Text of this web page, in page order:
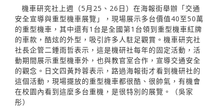
機車研究社上週（5月25、26日）在海報街舉辦「交通
安全宣導與重型機車展覽」，現場展示多台價值40至50萬
的重型機車，其中還有1台是全國第1台領到重型機車紅牌
的車款，酷炫的外型，吸引許多人駐足觀賞。機車研究社
社長企管二鍾雨哲表示，這是機研社每年的固定活動，活
動期間展示重型機車外，也與教官室合作，宣導交通安全
的觀念。日文四黃羚蓉表示，路過海報街才看到機研社的
這個活動，現場擺放的重型機車都很酷、很帥氣，有機會
在校園內看到這麼多台重機，是很特別的展覽。（吳家
彤）